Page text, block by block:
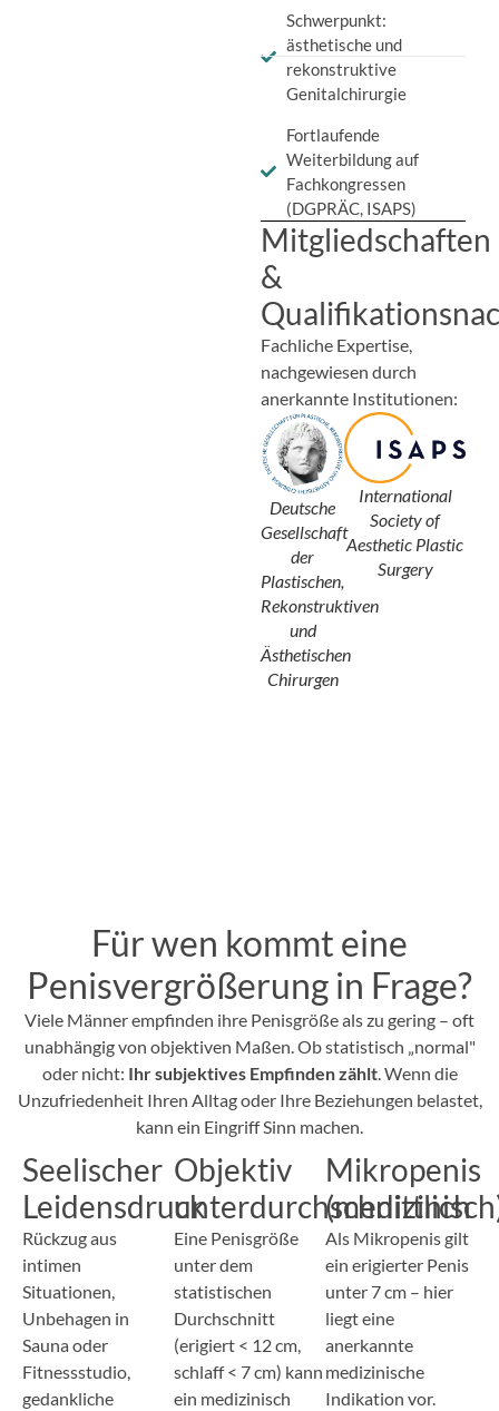
Schwerpunkt:
ästhetische und
rekonstruktive
Genitalchirurgie
Fortlaufende
Weiterbildung auf
Fachkongressen
(DGPRÄC, ISAPS)
Mitgliedschaften
&
Fachliche Expertise,
nachgewiesen durch
anerkannte Institutionen:
Deutsche
Gesellschaft
der
Plastischen,
Rekonstruktiven
und
Ästhetischen
Chirurgen
International
Society of
Aesthetic Plastic
Surgery
Für wen kommt eine
Penisvergrößerung in Frage?
Viele Männer empfinden ihre Penisgröße als zu gering – oft
unabhängig von objektiven Maßen. Ob statistisch „normal"
oder nicht: Ihr subjektives Empfinden zählt. Wenn die
Unzufriedenheit Ihren Alltag oder Ihre Beziehungen belastet,
kann ein Eingriff Sinn machen.
Seelischer
Leidensdruck
Rückzug aus
intimen
Situationen,
Unbehagen in
Sauna oder
Fitnessstudio,
gedankliche
Objektiv
unterdurchschnittlich
Eine Penisgröße
unter dem
statistischen
Durchschnitt
(erigiert < 12 cm,
schlaff < 7 cm) kann
ein medizinisch
Mikropenis
Als Mikropenis gilt
ein erigierter Penis
unter 7 cm – hier
liegt eine
anerkannte
medizinische
Indikation vor.